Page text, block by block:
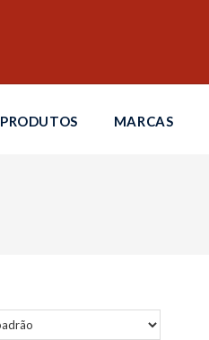
PRODUTOS MARCAS